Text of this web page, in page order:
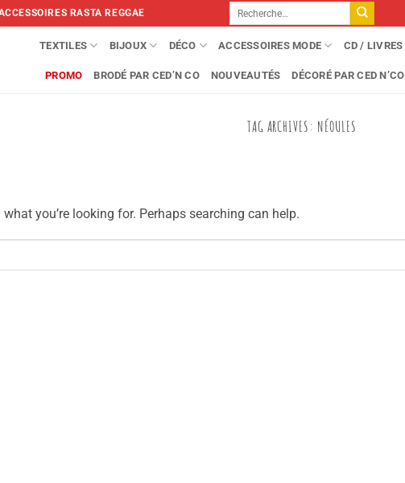
RASTA REGGAE
Recherche
pour :
TEXTILES BIJOUX DÉCO ACCESSOIRES MODE CD / LIVRES
PROMO BRODÉ PAR CED’N CO NOUVEAUTÉS DÉCORÉ PAR CED N’CO
TAG ARCHIVES: NÉOULES
what you’re looking for. Perhaps searching can help.